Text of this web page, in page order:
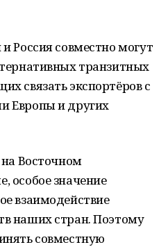
Россия совместно могут
транзитных
связать экспортёров с
Европы и других
Восточном
особое значение
взаимодействие
наших стран. Поэтому
совместную